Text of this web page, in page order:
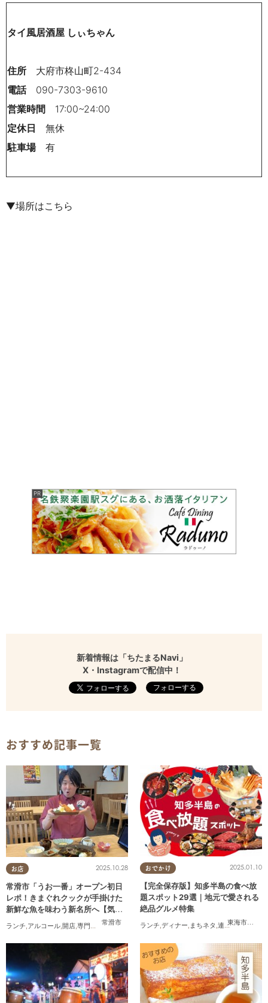
タイ風居酒屋 しぃちゃん
住所 大府市柊山町2-434
電話090-7303-9610
営業時間 17:00~24:00
定休日 無休
駐車場有
▼場所はこちら
新着情報は「ちたまるNavi」
X・Instagramで配信中！
フォローする
おすすめ記事一覧
お店
常滑市
2025.10.28
常滑市「うお一番」オープン初日
レポ！きまぐれクックが手掛けた
新鮮な魚を味わう新名所へ【気に
なるリサーチ#31】
ランチ アルコール 開店 専門店 気になるリサーチ,家族,おひとりさま
おでかけ
東海市大府
2025.01.10
【完全保存版】知多半島の食べ放
題スポット29選｜地元で愛される
絶品グルメ特集
ランチ,ディナー, まちネタ ,連載 ,コスパ抜群